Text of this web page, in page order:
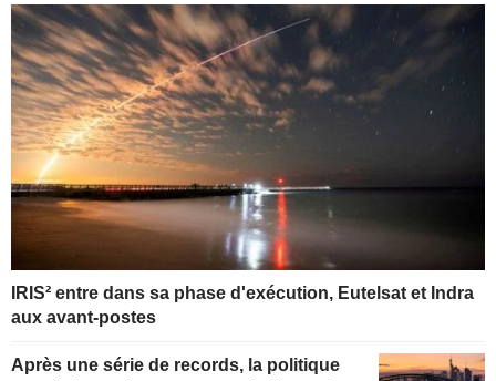
IRIS² entre dans sa phase d'exécution, Eutelsat et Indra
aux avant-postes
Après une série de records, la politique